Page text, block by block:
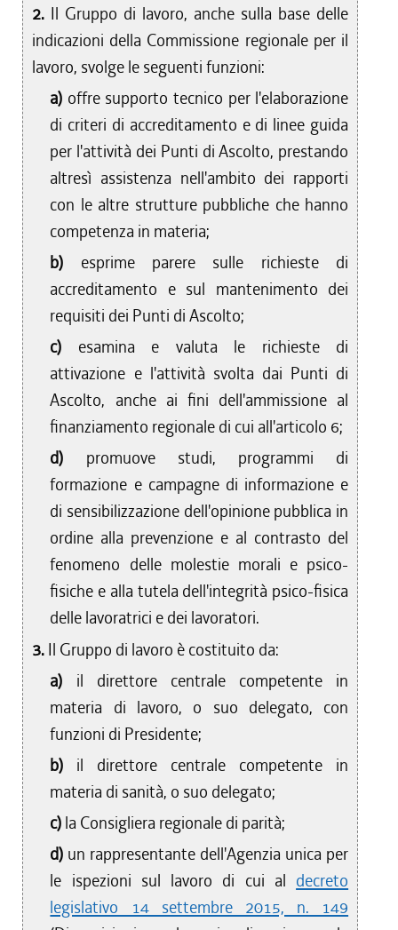
2. Il Gruppo di lavoro, anche sulla base delle
indicazioni della Commissione regionale per il
lavoro, svolge le seguenti funzioni:
a) offre supporto tecnico per l'elaborazione
di criteri di accreditamento e di linee guida
per l'attività dei Punti di Ascolto, prestando
altresì assistenza nell'ambito dei rapporti
con le altre strutture pubbliche che hanno
competenza in materia;
b) esprime parere sulle richieste di
accreditamento e sul mantenimento dei
requisiti dei Punti di Ascolto;
c) esamina e valuta le richieste di
attivazione e l'attività svolta dai Punti di
Ascolto, anche ai fini dell'ammissione al
finanziamento regionale di cui all'articolo 6;
d) promuove studi, programmi di
formazione e campagne di informazione e
di sensibilizzazione dell'opinione pubblica in
ordine alla prevenzione e al contrasto del
fenomeno delle molestie morali e psico-
fisiche e alla tutela dell'integrità psico-fisica
delle lavoratrici e dei lavoratori.
3. Il Gruppo di lavoro è costituito da:
a) il direttore centrale competente in
materia di lavoro, o suo delegato, con
funzioni di Presidente;
b) il direttore centrale competente in
materia di sanità, o suo delegato;
c) la Consigliera regionale di parità;
d) un rappresentante dell'Agenzia unica per
le ispezioni sul lavoro di cui al decreto
legislativo 14 settembre 2015, n. 149